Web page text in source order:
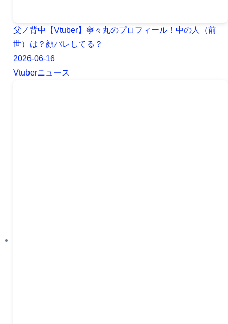
父ノ背中【Vtuber】寧々丸のプロフィール！中の人（前
世）は？顔バレしてる？
2026-06-16
Vtuberニュース